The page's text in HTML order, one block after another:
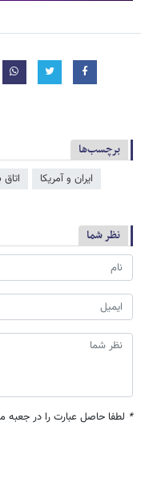
برچسب‌ها
ایران و آمریکا اتاق
نظر شما
* لطفا حاصل عبارت را در جعبه